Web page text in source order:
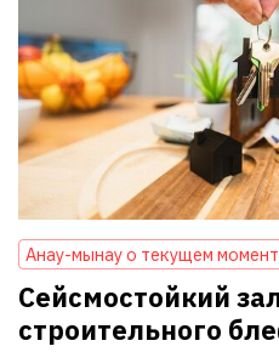
Анау-мынау о текущем
Сейсмостойкий
строительного